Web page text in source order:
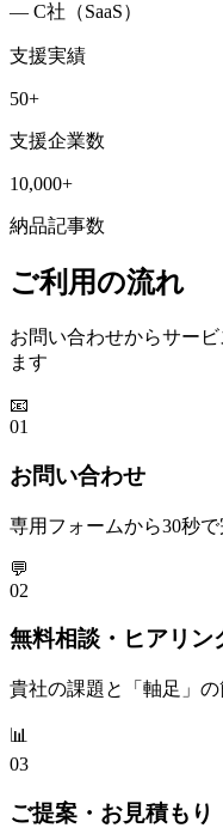
— C社（SaaS）
支援実績
50+
支援企業数
10,000+
納品記事数
ご利用の流れ
お問い合わせからサー
ます
📧
01
お問い合わせ
専用フォームから30秒で
💬
02
無料相談・ヒアリン
貴社の課題と「軸足」
📊
03
ご提案・お見積もり